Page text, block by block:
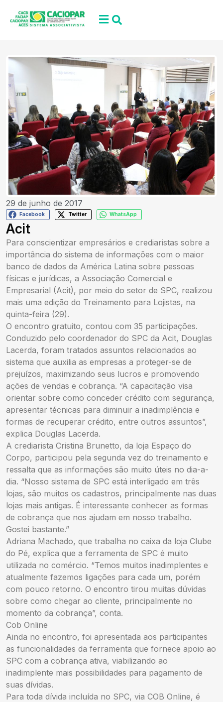
29 de junho de 2017
Facebook Twitter WhatsApp
Acit
Para conscientizar empresários e crediaristas sobre a
importância do sistema de informações com o maior
banco de dados da América Latina sobre pessoas
físicas e jurídicas, a Associação Comercial e
Empresarial (Acit), por meio do setor de SPC, realizou
mais uma edição do Treinamento para Lojistas, na
quinta-feira (29).
O encontro gratuito, contou com 35 participações.
Conduzido pelo coordenador do SPC da Acit, Douglas
Lacerda, foram tratados assuntos relacionados ao
sistema que auxilia as empresas a proteger-se de
prejuízos, maximizando seus lucros e promovendo
ações de vendas e cobrança. “A capacitação visa
orientar sobre como conceder crédito com segurança,
apresentar técnicas para diminuir a inadimplência e
formas de recuperar crédito, entre outros assuntos”,
explica Douglas Lacerda.
A crediarista Cristina Brunetto, da loja Espaço do
Corpo, participou pela segunda vez do treinamento e
ressalta que as informações são muito úteis no dia-a-
dia. “Nosso sistema de SPC está interligado em três
lojas, são muitos os cadastros, principalmente nas duas
lojas mais antigas. É interessante conhecer as formas
de cobrança que nos ajudam em nosso trabalho.
Gostei bastante.”
Adriana Machado, que trabalha no caixa da loja Clube
do Pé, explica que a ferramenta de SPC é muito
utilizada no comércio. “Temos muitos inadimplentes e
atualmente fazemos ligações para cada um, porém
com pouco retorno. O encontro tirou muitas dúvidas
sobre como chegar ao cliente, principalmente no
momento da cobrança”, conta.
Cob Online
Ainda no encontro, foi apresentada aos participantes
as funcionalidades da ferramenta que fornece apoio ao
SPC com a cobrança ativa, viabilizando ao
inadimplente mais possibilidades para pagamento de
suas dívidas.
Para toda dívida incluída no SPC, via COB Online, é